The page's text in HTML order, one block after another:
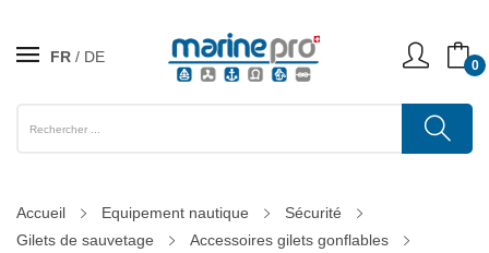
FR DE 0
Accueil Equipement nautique
Sécurité
Gilets de sauvetage
Accessoires gilets gonflables